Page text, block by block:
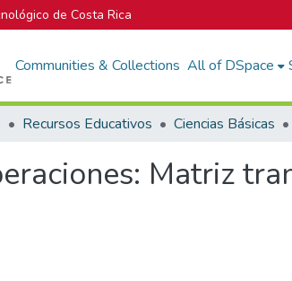
de Costa Rica
Communities & Collections All of DSpace
Recursos Educativos Ciencias Básicas
Matriz